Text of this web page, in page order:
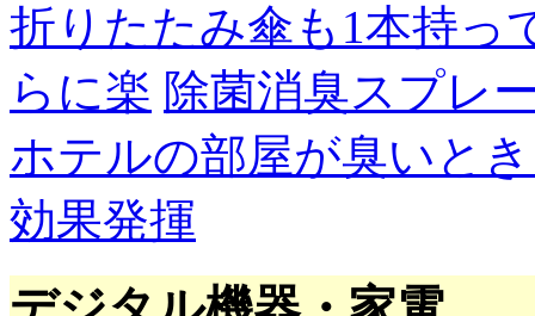
折りたたみ傘も1本持っ
らに楽 除菌消臭スプレ
ホテルの部屋が臭いと
効果発揮